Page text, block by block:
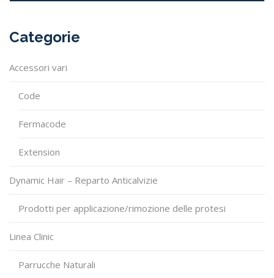
Categorie
Accessori vari
Code
Fermacode
Extension
Dynamic Hair – Reparto Anticalvizie
Prodotti per applicazione/rimozione delle protesi
Linea Clinic
Parrucche Naturali